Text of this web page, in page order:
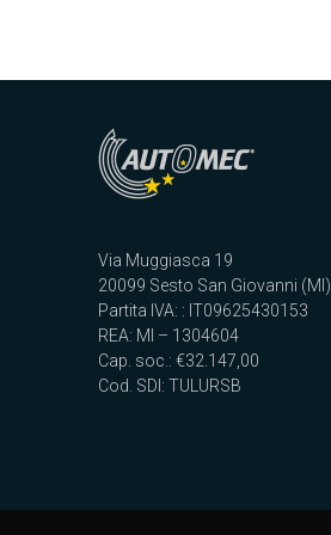
Via Muggiasca 19
20099 Sesto San Giovanni (MI)
Partita IVA: : IT09625430153
REA: MI – 1304604
Cap. soc.: €32.147,00
Cod. SDI: TULURSB